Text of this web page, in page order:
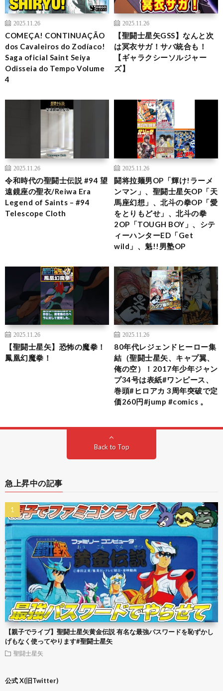
2025.11.26
COMEÇA! CONTINUAÇÃO
dos Cavaleiros do Zodíaco!
Saga oficial Saint Seiya
Odisseia do Tempo Volume
4
2025.11.26
【聖闘士星矢GSS】なんと次
は冥衣サガ！サバ統合も！
【ギャラクシーソルジャー
ズ】
2025.11.26
令和時代の聖闘士伝説 #94 望
遠鏡座の聖衣/Reiwa Era
Legend of Saints – #94
Telescope Cloth
2025.11.26
闘将拉麺男OP「輝け!ラーメ
ンマン」、聖闘士星矢OP「天
馬座幻想」、北斗の拳OP「愛
をとりもどせ」、北斗の拳
2OP「TOUGH BOY」、シテ
ィーハンターED「Get
wild」、魁!!男塾OP
2025.11.26
【聖闘士星矢】恐怖の魔拳！
鳳凰幻魔拳！
2025.11.26
80年代レジェンドヒーロー集
結（聖闘士星矢、キャプ翼、
俺の空）！2017年少年ジャン
プ34号は表紙#ワンピース、
巻頭#ヒロアカ 3周年突破で定
価260円#jump #comics 。
Back to Top
急上昇中の記事
【親子でライブ】聖闘士星矢黄金伝説 有名な最強パスワードを恥ずかし
げもなく使ってやります#聖闘士星矢
聖闘士星矢
公式 X(旧Twitter)